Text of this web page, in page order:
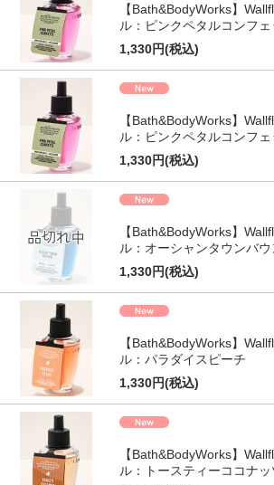
【Bath&BodyWorks】
ル：ピンクペタルコンフェ
1,330円(税込)
【Bath&BodyWorks】
ル：ピンクペタルコンフェ
1,330円(税込)
【Bath&BodyWorks】
ル：オーシャンタウンバウ
1,330円(税込)
【Bath&BodyWorks】
ル：パラダイスピーチ
1,330円(税込)
【Bath&BodyWorks】
ル：トースティーココナッ